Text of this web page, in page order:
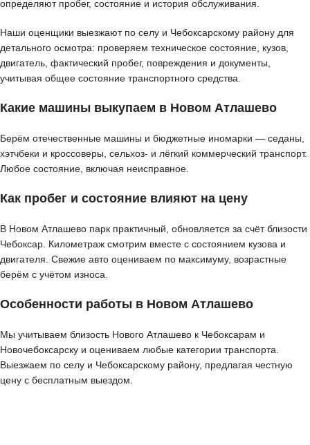
определяют пробег, состояние и история обслуживания.
Наши оценщики выезжают по селу и Чебоксарскому району для
детального осмотра: проверяем техническое состояние, кузов,
двигатель, фактический пробег, повреждения и документы,
учитывая общее состояние транспортного средства.
Какие машины выкупаем в Новом Атлашево
Берём отечественные машины и бюджетные иномарки — седаны,
хэтчбеки и кроссоверы, сельхоз- и лёгкий коммерческий транспорт.
Любое состояние, включая неисправное.
Как пробег и состояние влияют на цену
В Новом Атлашево парк практичный, обновляется за счёт близости
Чебоксар. Километраж смотрим вместе с состоянием кузова и
двигателя. Свежие авто оцениваем по максимуму, возрастные
берём с учётом износа.
Особенности работы в Новом Атлашево
Мы учитываем близость Нового Атлашево к Чебоксарам и
Новочебоксарску и оцениваем любые категории транспорта.
Выезжаем по селу и Чебоксарскому району, предлагая честную
цену с бесплатным выездом.